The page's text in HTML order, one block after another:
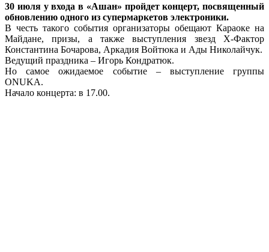
30 июля у входа в «Ашан» пройдет концерт, посвященный
обновлению одного из супермаркетов электроники.
В честь такого события организаторы обещают Караоке на
Майдане, призы, а также выступления звезд Х-Фактор
Константина Бочарова, Аркадия Войтюка и Ады Николайчук.
Ведущий праздника – Игорь Кондратюк.
Но самое ожидаемое событие – выступление группы
ONUKA.
Начало концерта: в 17.00.